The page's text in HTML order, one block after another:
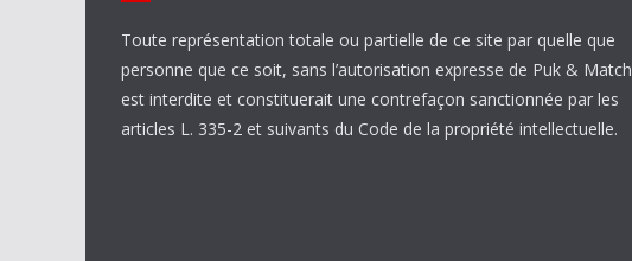
Toute représentation totale ou partielle de ce site par quelle que
personne que ce soit, sans l’autorisation expresse de Puk & Match
est interdite et constituerait une contrefaçon sanctionnée par les
articles L. 335-2 et suivants du Code de la propriété intellectuelle.